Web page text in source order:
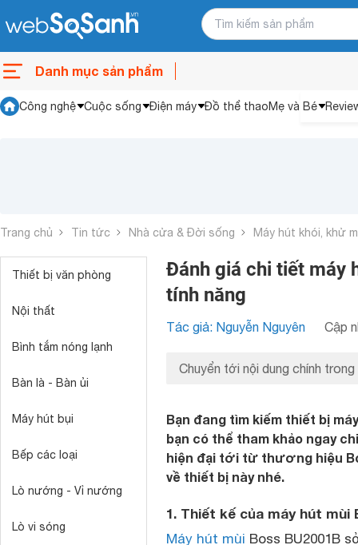
Danh mục sản phẩm
Công nghệ Cuộc sống Điện máy Đồ thể thaoMẹ và Bé
Trang chủ Tin tức Nhà cửa & Đời sống Máy hút khói, khử
Thiết bị văn phòng
Nội thất
Bình tắm nóng lạnh
Bàn là - Bàn ủi
Máy hút bụi
Bếp các loại
Lò nướng - Vỉ nướng
Lò vi sóng
Đánh giá chi tiết máy
tính năng
Tác giả: Nguyễn Nguyên Cập
Chuyển tới nội dung chính trong
Bạn đang tìm kiếm thiết bị
bạn có thể tham khảo ngay
hiện đại tới từ thương hiệu
về thiết bị này nhé.
1. Thiết kế của máy hút mùi
Máy hút mùi Boss BU2001B